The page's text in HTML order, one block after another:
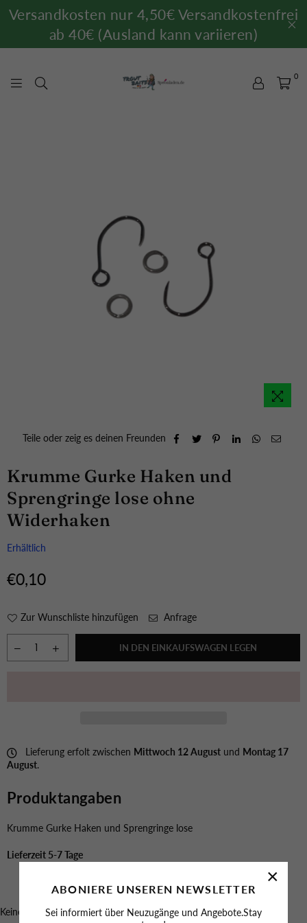
ABONIERE UNSEREN NEWSLETTER
Sei informiert über Neuzugänge und Angebote.Stay
×
Versandkosten nur 4,50€ Versandkostenfrei
ab 40€ (Ausland kann variieren)
0
Teile oder zeig es deinen Freunden
Krumme Gurke Haken und
Sprengringe lose ohne
Widerhaken
Erhältlich
Normaler
€0,10
Zur Wunschliste hinzufügen Anfrage
IN DEN EINKAUFSWAGEN LEGEN
Lieferung erfolt zwischen Mittwoch 12 August und Montag 17
August.
Produktangaben
Krumme Gurke Haken und Sprengringe lose
Lieferzeit 5-7 Tage
Keine GPSR-Konformitätsdaten für dieses Produkt verfügbar.